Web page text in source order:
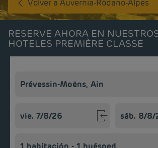
Volver a Auvernia-Ródano-Alpes
RESERVE AHORA EN
HOTELES PREMIÈRE CLASSE